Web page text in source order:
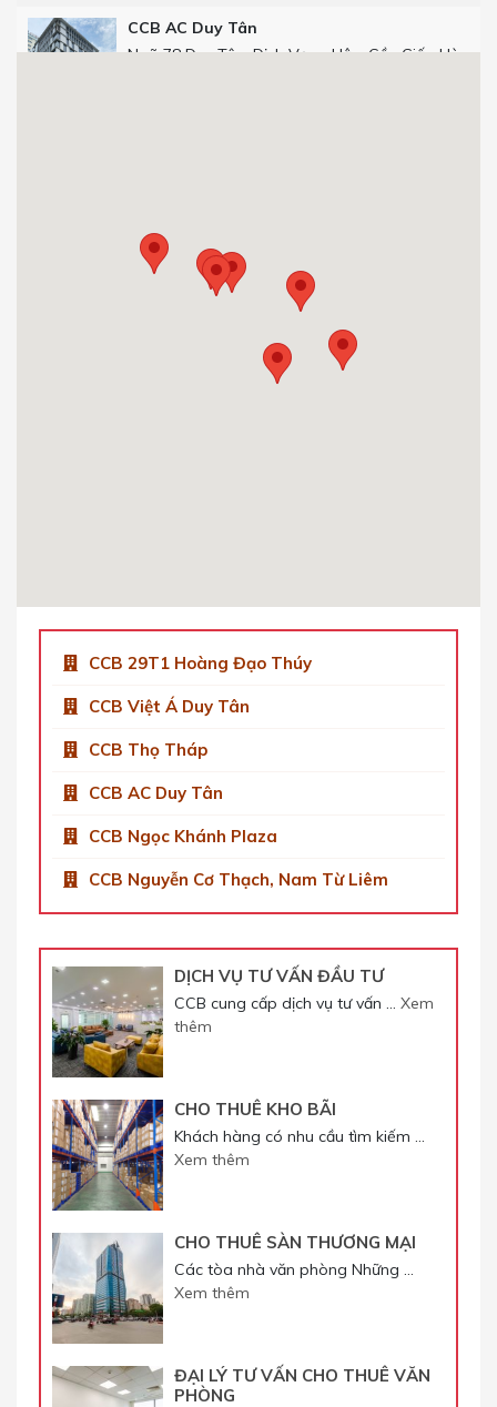
CCB AC Duy Tân
Ngõ 78 Duy Tân, Dịch Vọng Hậu, Cầu Giấy, Hà
0904 92 0082
Get Directions
Tòa nhà 29T1, Hoàng Đạo Thúy, Trung Hòa,
Cầu Giấy, Hà Nội, Việt Nam.
CCB 29T1 Hoàng Đạo Thúy
CCB Việt Á Duy Tân
CCB Thọ Tháp
CCB AC Duy Tân
CCB Ngọc Khánh Plaza
CCB Nguyễn Cơ Thạch, Nam Từ Liêm
DỊCH VỤ TƯ VẤN ĐẦU TƯ
CCB cung cấp dịch vụ tư vấn … Xem
thêm
CHO THUÊ KHO BÃI
Khách hàng có nhu cầu tìm kiếm …
Xem thêm
CHO THUÊ SÀN THƯƠNG MẠI
Các tòa nhà văn phòng Những …
Xem thêm
ĐẠI LÝ TƯ VẤN CHO THUÊ VĂN
PHÒNG